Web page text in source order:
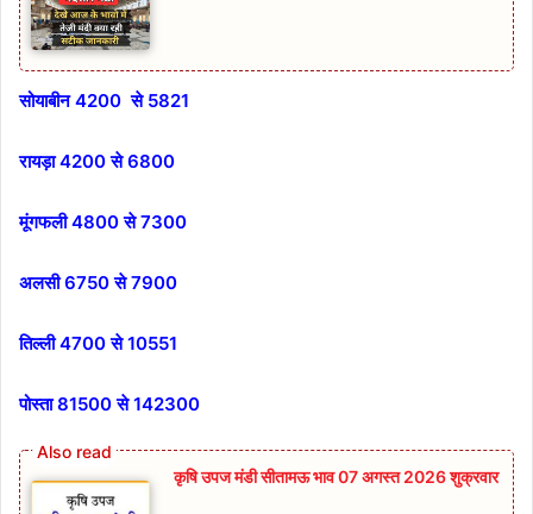
सोयाबीन 4200 से 5821
रायड़ा 4200 से 6800
मूंगफली 4800 से 7300
अलसी 6750 से 7900
तिल्ली 4700 से 10551
पोस्ता 81500 से 142300
कृषि उपज मंडी सीतामऊ भाव 07 अगस्त 2026 शुक्रवार